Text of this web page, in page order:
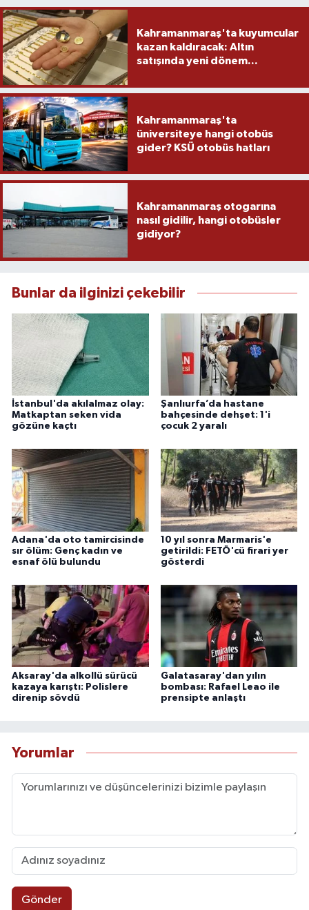
Kahramanmaraş'ta kuyumcular
kazan kaldıracak: Altın
satışında yeni dönem...
Kahramanmaraş'ta
üniversiteye hangi otobüs
gider? KSÜ otobüs hatları
Kahramanmaraş otogarına
nasıl gidilir, hangi otobüsler
gidiyor?
Bunlar da ilginizi çekebilir
İstanbul'da akılalmaz olay:
Matkaptan seken vida
gözüne kaçtı
Şanlıurfa’da hastane
bahçesinde dehşet: 1'i
çocuk 2 yaralı
Adana'da oto tamircisinde
sır ölüm: Genç kadın ve
esnaf ölü bulundu
10 yıl sonra Marmaris'e
getirildi: FETÖ'cü firari yer
gösterdi
Aksaray'da alkollü sürücü
kazaya karıştı: Polislere
direnip sövdü
Galatasaray'dan yılın
bombası: Rafael Leao ile
prensipte anlaştı
Yorumlar
Gönder